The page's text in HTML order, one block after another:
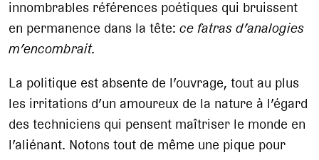
innombrables références poétiques qui bruissent
en permanence dans la tête:ce fatras d’analogies
m’encombrait.
La politique est absente de l’ouvrage, tout au plus
les irritations d’un amoureux de la nature à l’égard
des techniciens qui pensent maîtriser le monde en
l’aliénant. Notons tout de même une pique pour